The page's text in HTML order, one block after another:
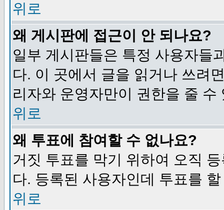
위로
왜 게시판에 접근이 안 되나요?
일부 게시판들은 특정 사용자들
다. 이 곳에서 글을 읽거나 쓰려
리자와 운영자만이 권한을 줄
위로
왜 투표에 참여할 수 없나요?
거짓 투표를 막기 위하여 오직
다. 등록된 사용자인데 투표를
위로